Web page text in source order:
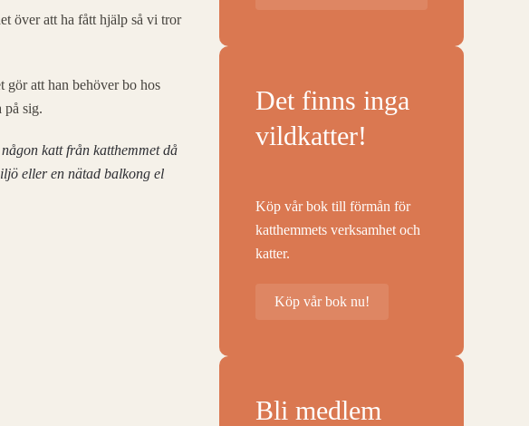
över att ha fått hjälp så vi tror
att han behöver bo hos
på sig.
katt från katthemmet då
eller en nätad balkong el
Det finns inga
vildkatter!
Köp vår bok till förmån för
katthemmets verksamhet och
katter.
Köp vår bok nu!
Bli medlem